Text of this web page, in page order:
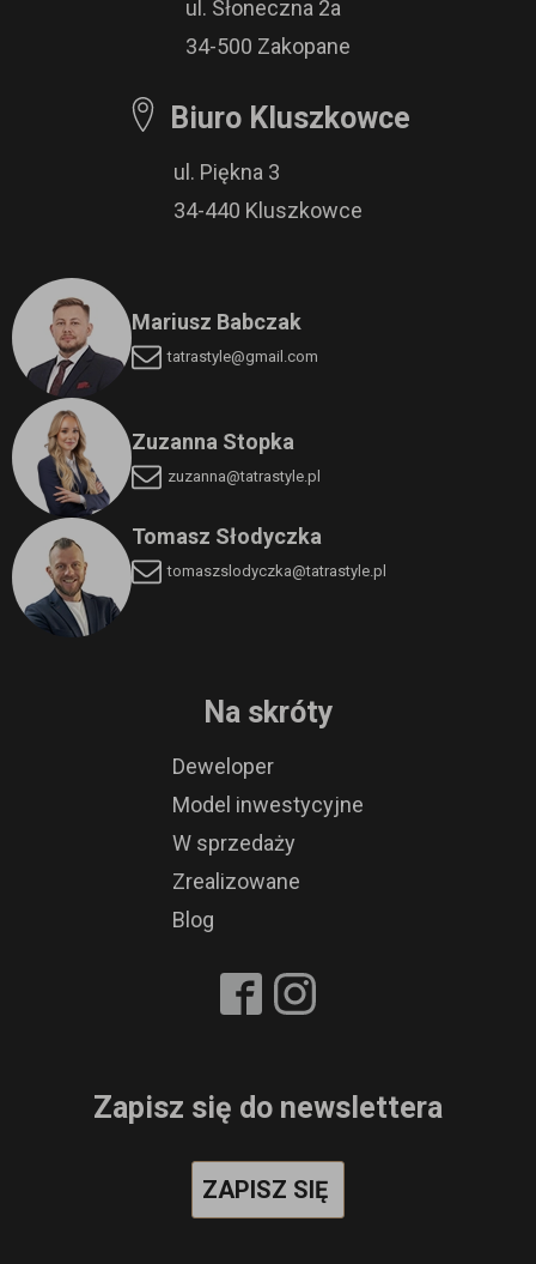
ul. Słoneczna 2a
34-500 Zakopane
Biuro Kluszkowce
ul. Piękna 3
34-440 Kluszkowce
Mariusz Babczak
tatrastyle@gmail.com
Zuzanna Stopka
zuzanna@tatrastyle.pl
Tomasz Słodyczka
tomaszslodyczka@tatrastyle.pl
Na skróty
Deweloper
Model inwestycyjne
W sprzedaży
Zrealizowane
Blog
Zapisz się do newslettera
ZAPISZ SIĘ